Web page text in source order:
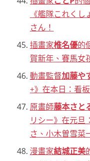
《艦隊これく
さん！
插畫家椎名優的
賀新年、賽馬女
動畫監督加藤や
+》在本日：看
原畫師藤本さと
リシー》在元旦
さ、小木曽雪菜
漫畫家結城正美